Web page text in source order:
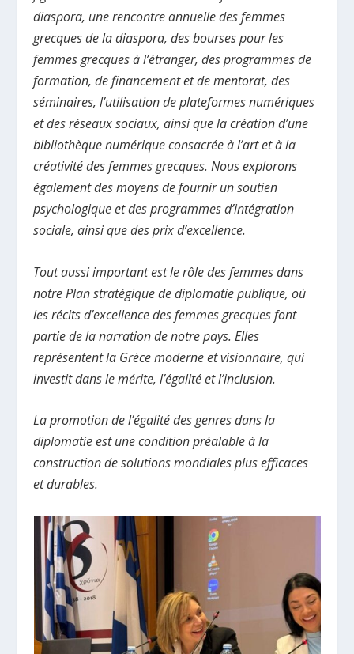
diaspora, une rencontre annuelle des femmes
grecques de la diaspora, des bourses pour les
femmes grecques à l’étranger, des programmes de
formation, de financement et de mentorat, des
séminaires, l’utilisation de plateformes numériques
et des réseaux sociaux, ainsi que la création d’une
bibliothèque numérique consacrée à l’art et à la
créativité des femmes grecques. Nous explorons
également des moyens de fournir un soutien
psychologique et des programmes d’intégration
sociale, ainsi que des prix d’excellence.
Tout aussi important est le rôle des femmes dans
notre Plan stratégique de diplomatie publique, où
les récits d’excellence des femmes grecques font
partie de la narration de notre pays. Elles
représentent la Grèce moderne et visionnaire, qui
investit dans le mérite, l’égalité et l’inclusion.
La promotion de l’égalité des genres dans la
diplomatie est une condition préalable à la
construction de solutions mondiales plus efficaces
et durables.